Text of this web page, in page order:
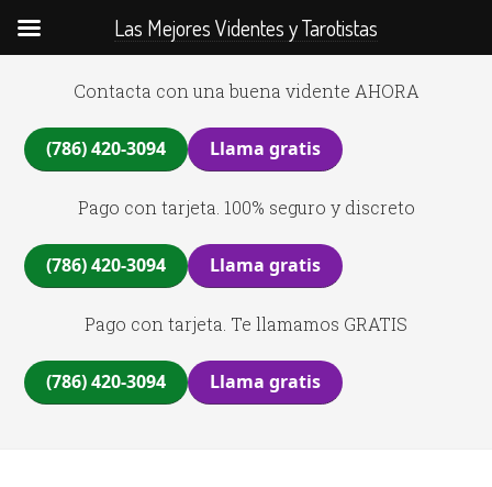
Contacta con una buena vidente AHORA
(786) 420-3094 Llama gratis
Pago con tarjeta. 100% seguro y discreto
(786) 420-3094 Llama gratis
Pago con tarjeta. Te llamamos GRATIS
(786) 420-3094 Llama gratis
Las Mejores Videntes y Tarotistas